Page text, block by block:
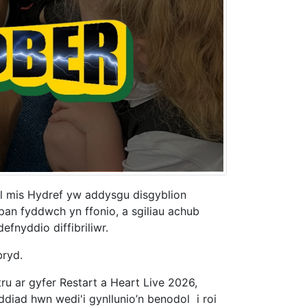
Hydref yw addysgu disgyblion
fyddwch yn ffonio, a sgiliau achub
diffibriliwr.
ar gyfer Restart a Heart Live 2026,
hwn wedi'i gynllunio’n benodol i roi